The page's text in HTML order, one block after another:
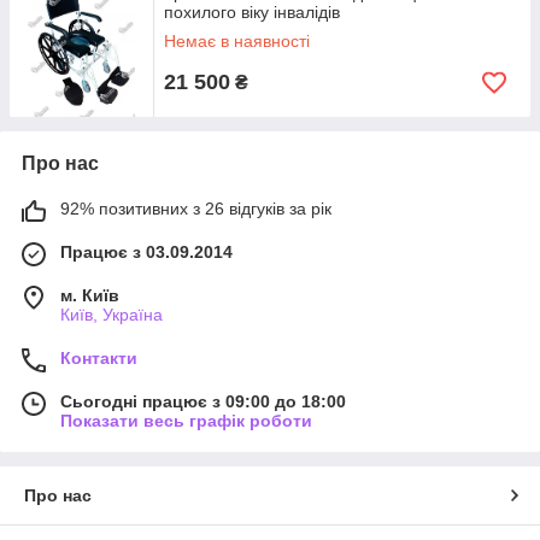
похилого віку інвалідів
Немає в наявності
21 500 ₴
Про нас
92% позитивних з 26 відгуків за рік
Працює з 03.09.2014
м. Київ
Київ, Україна
Контакти
Сьогодні працює з 09:00 до 18:00
Показати весь графік роботи
Про нас